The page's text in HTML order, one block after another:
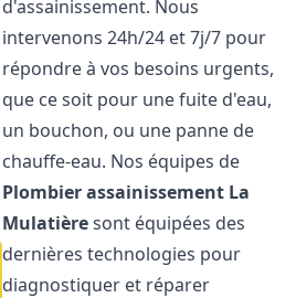
d'assainissement. Nous
intervenons 24h/24 et 7j/7 pour
répondre à vos besoins urgents,
que ce soit pour une fuite d'eau,
un bouchon, ou une panne de
chauffe-eau. Nos équipes de
Plombier assainissement La
Mulatièresont équipées des
dernières technologies pour
diagnostiquer et réparer